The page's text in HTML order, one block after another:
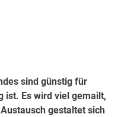
sind günstig für
ist. Es wird viel gemailt,
gestaltet sich